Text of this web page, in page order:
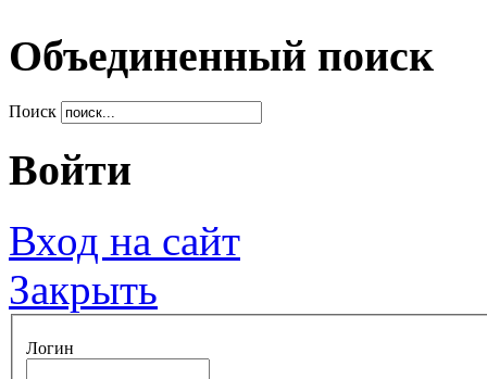
Объединенный поиск
Поиск
Войти
Вход на сайт
Закрыть
Логин